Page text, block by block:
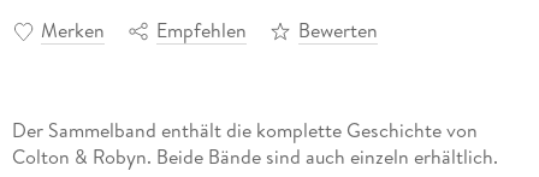
Merken Empfehlen Bewerten
Der Sammelband enthält die komplette Geschichte von
Colton & Robyn. Beide Bände sind auch einzeln erhältlich.